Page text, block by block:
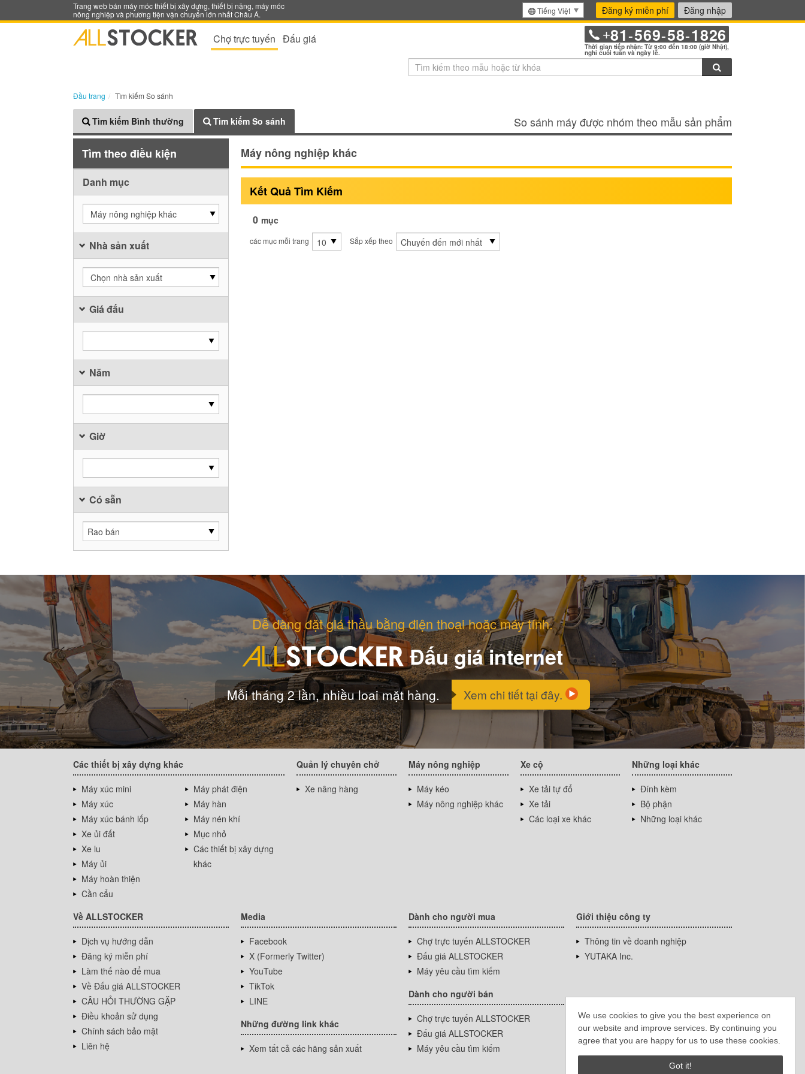
We use cookies to give you the best experience on
our website and improve services. By continuing you
agree that you are happy for us to use these cookies.
Got it!
Trang web bán máy móc thiết bị xây dựng, thiết bị nặng, máy móc
nông nghiệp và phương tiện vận chuyển lớn nhất Châu Á.
Tiếng Việt Đăng ký miễn phí Đăng nhập
Chợ trực tuyến Đấu giá +81 -569-58-1826
Thời gian tiếp nhận: Từ 9:00 đến 18:00 (giờ Nhật),
nghỉ cuối tuần và ngày lễ.
Đầu trang Tìm kiếm So sánh
Tìm kiếm Bình thường Tìm kiếm So sánh So sánh máy được nhóm theo mẫu sản phẩm
Tìm theo điều kiện
Danh mục
Máy nông nghiệp khác
Nhà sản xuất
Chọn nhà sản xuất
Giá đấu
Năm
Giờ
Có sẵn
Máy nông nghiệp khác
Kết Quả Tìm Kiếm
0 mục
các mục mỗi trang Sắp xếp theo
Dễ dàng đặt giá thầu bằng điện thoại hoặc máy tính.
Đấu giá internet
Mỗi tháng 2 lần, nhiều loai mặt hàng. Xem chi tiết tại đây.
Các thiết bị xây dựng khác
Máy xúc mini
Máy xúc
Máy xúc bánh lốp
Xe ủi đất
Xe lu
Máy ủi
Máy hoàn thiện
Cần cẩu
Máy phát điện
Máy hàn
Máy nén khí
Mục nhỏ
Các thiết bị xây dựng
khác
Quản lý chuyên chở
Xe nâng hàng
Máy nông nghiệp
Máy kéo
Máy nông nghiệp khác
Xe cộ
Xe tải tự đổ
Xe tải
Các loại xe khác
Những loại khác
Đính kèm
Bộ phận
Những loại khác
Về ALLSTOCKER
Dịch vụ hướng dẫn
Đăng ký miễn phí
Làm thế nào để mua
Về Đấu giá ALLSTOCKER
CÂU HỎI THƯỜNG GẶP
Điều khoản sử dụng
Chính sách bảo mật
Liên hệ
Media
Facebook
X (Formerly Twitter)
YouTube
TikTok
LINE
Những đường link khác
Xem tất cả các hãng sản xuất
Dành cho người mua
Chợ trực tuyến ALLSTOCKER
Đấu giá ALLSTOCKER
Máy yêu cầu tìm kiếm
Dành cho người bán
Chợ trực tuyến ALLSTOCKER
Đấu giá ALLSTOCKER
Máy yêu cầu tìm kiếm
Giới thiệu công ty
Thông tin về doanh nghiệp
YUTAKA Inc.